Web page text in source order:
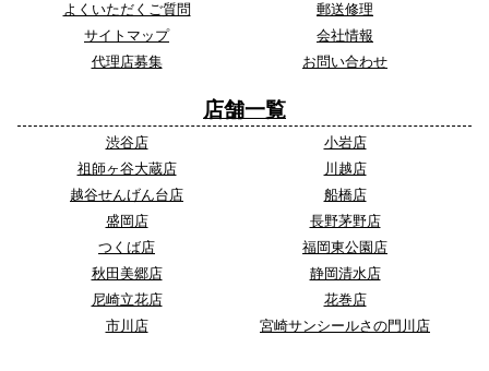
よくいただくご質問
郵送修理
サイトマップ
会社情報
代理店募集
お問い合わせ
店舗一覧
渋谷店
小岩店
祖師ヶ谷大蔵店
川越店
越谷せんげん台店
船橋店
盛岡店
長野茅野店
つくば店
福岡東公園店
秋田美郷店
静岡清水店
尼崎立花店
花巻店
市川店
宮崎サンシールさの門川店